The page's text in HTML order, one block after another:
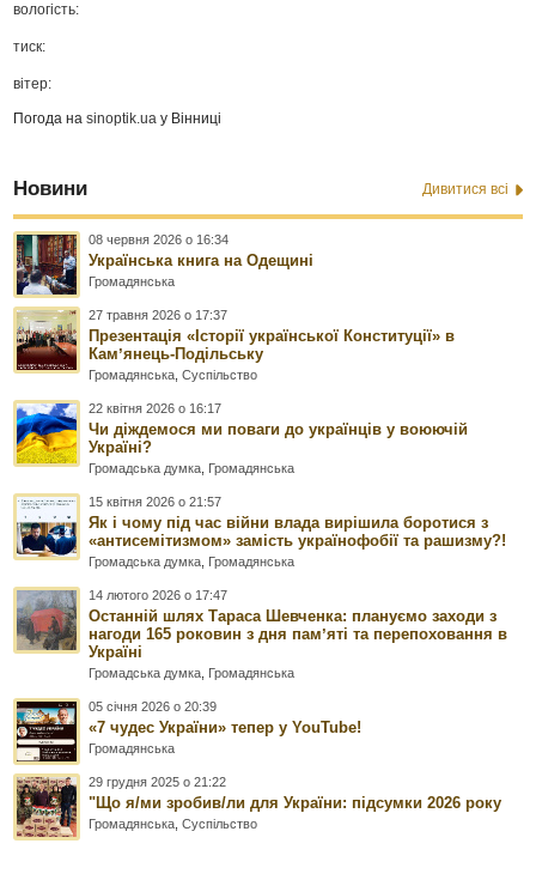
вологість:
тиск:
вітер:
Погода наsinoptik.ua у Вінниці
Новини Дивитися всі
08 червня 2026 о 16:34
Українська книга на Одещині
Громадянська
27 травня 2026 о 17:37
Презентація «Історії української Конституції» в
Камʼянець-Подільську
Громадянська ,Суспільство
22 квітня 2026 о 16:17
Чи діждемося ми поваги до українців у воюючій
Україні?
Громадська думка Громадянська
15 квітня 2026 о 21:57
Як і чому під час війни влада вирішила боротися з
«антисемітизмом» замість українофобії та рашизму?!
Громадська думка Громадянська
14 лютого 2026 о 17:47
Останній шлях Тараса Шевченка: плануємо заходи з
нагоди 165 роковин з дня памʼяті та перепоховання в
Україні
Громадська думка Громадянська
05 січня 2026 о 20:39
«7 чудес України» тепер у YouTube!
Громадянська
29 грудня 2025 о 21:22
"Що я/ми зробив/ли для України: підсумки 2026 року
Громадянська ,Суспільство